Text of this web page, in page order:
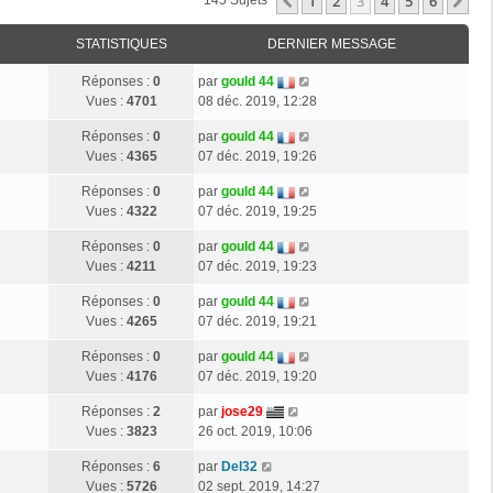
STATISTIQUES DERNIER MESSAGE
Réponses : 0
Vues : 4701
par gould 44
08 déc. 2019, 12:28
Réponses : 0
Vues : 4365
par gould 44
07 déc. 2019, 19:26
Réponses : 0
Vues : 4322
par gould 44
07 déc. 2019, 19:25
Réponses : 0
Vues : 4211
par gould 44
07 déc. 2019, 19:23
Réponses : 0
Vues : 4265
par gould 44
07 déc. 2019, 19:21
Réponses : 0
Vues : 4176
par gould 44
07 déc. 2019, 19:20
Réponses : 2
Vues : 3823
par jose29
26 oct. 2019, 10:06
Réponses : 6
Vues : 5726
par Del32
02 sept. 2019, 14:27